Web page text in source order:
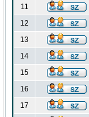
11
12
13
14
15
16
17